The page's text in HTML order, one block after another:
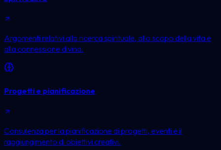
Argomenti relativi alla ricerca spirituale, allo scopo della vita e
alla connessione divina.
Progetti e pianificazione
Consulenza per la pianificazione di progetti, eventi e il
raggiungimento di obiettivi creativi.